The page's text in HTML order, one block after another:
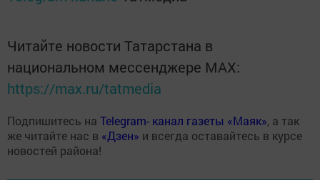
Читайте новости Татарстана в
национальном мессенджере MАХ:
https://max.ru/tatmedia
Подпишитесь на Telegram- канал газеты «Маяк», а так
же читайте нас в «Дзен» и всегда оставайтесь в курсе
новостей района!